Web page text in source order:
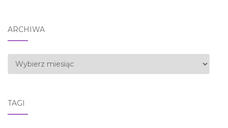
ARCHIWA
Archiwa
TAGI